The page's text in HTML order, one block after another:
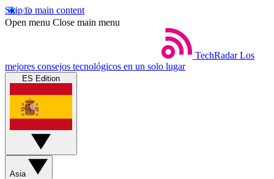
Skip to main content
Open menu Close main menu
TechRadar Los
mejores consejos tecnológicos en un solo lugar
ES Edition
Asia